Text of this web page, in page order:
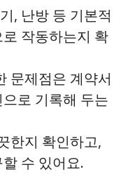
, 난방 등 기본적
작동하는지 확
문제점은 계약서
로 기록해 두는
한지 확인하고,
수 있어요.